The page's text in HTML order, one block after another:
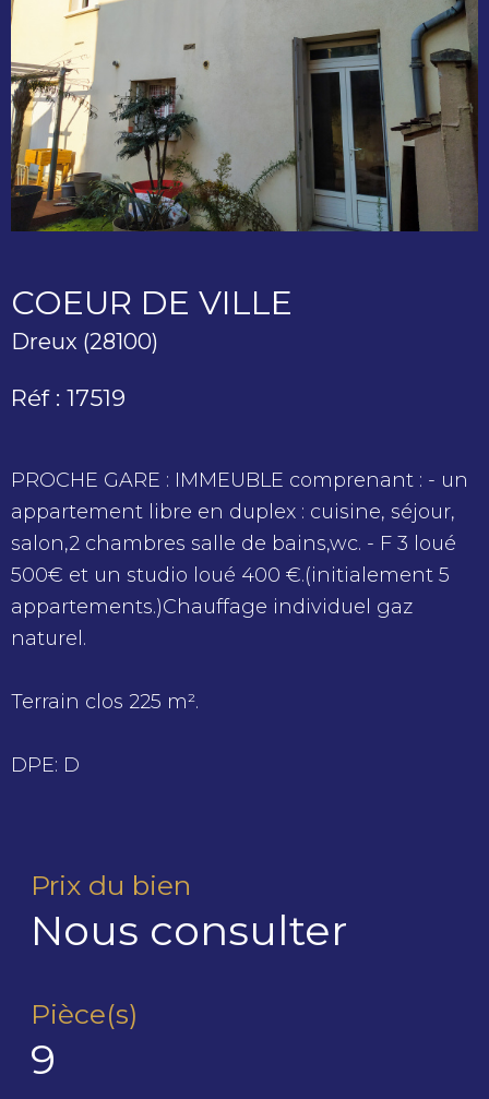
COEUR DE VILLE
Dreux (28100)
Réf : 17519
PROCHE GARE : IMMEUBLE comprenant : - un
appartement libre en duplex : cuisine, séjour,
salon,2 chambres salle de bains,wc. - F 3 loué
500€ et un studio loué 400 €.(initialement 5
appartements.)Chauffage individuel gaz
naturel.
Terrain clos 225 m².
DPE: D
Prix du bien
Nous consulter
Pièce(s)
9